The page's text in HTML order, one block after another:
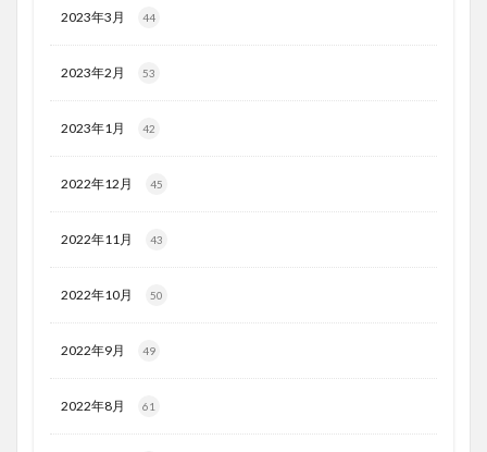
2023年3月 44
2023年2月 53
2023年1月 42
2022年12月 45
2022年11月 43
2022年10月 50
2022年9月 49
2022年8月 61